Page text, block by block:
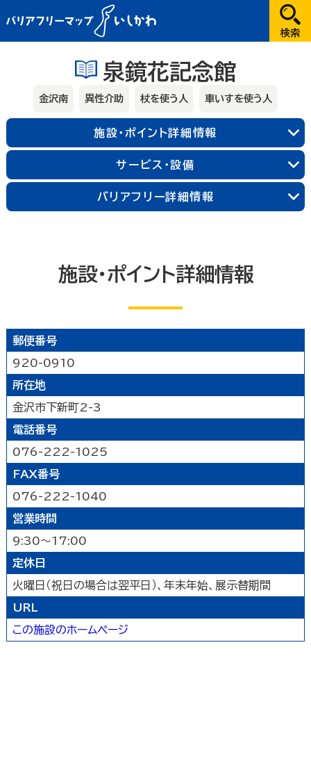
選択してください
どこへ
金沢
兼六園・金沢城・21世紀美術館周辺
長町武家屋敷跡周辺 近江町市場周辺
粟津温泉 加賀北 加賀南
キャンプ場・オートキャンプ場
映画館 図書館 博物館 美術館
劇場・能楽堂 その他の文化施設
デパート・ショッピングセンター
書店 スーパーマーケット・コンビニ
車輛・ガソリンスタンド
食べる
和食
中華・ラーメン
その他の飲食業
泊まる
旅館 温泉旅館 ホテル 民宿
その他の宿泊関連施設
暮らし
官公庁・県市町
金融・保険業
学校・幼稚園・保育所
塾・教室・カルチャースクール
冠婚葬祭業 郵便局・郵便業
その他のサービス業
その他
製造業
農林水産業
サービス・設備
駐車場 いしかわ支え合い駐車場
敷地内通路及び玄関出入口 廊下(屋内通路)
トイレ エレベーター等
泉鏡花記念館
金沢南 異性介助 杖を使う人 車いすを使う人
施設・ポイント詳細情報
サービス・設備
バリアフリー詳細情報
施設・ポイント詳細情報
郵便番号
920-0910
所在地
金沢市下新町2-3
電話番号
076-222-1025
FAX番号
076-222-1040
営業時間
9:30～17:00
定休日
火曜日（祝日の場合は翌平日）、年末年始、展示替期間
URL
この施設のホームページ